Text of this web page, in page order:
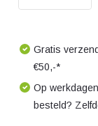
Gratis
€50,-*
Op
besteld?